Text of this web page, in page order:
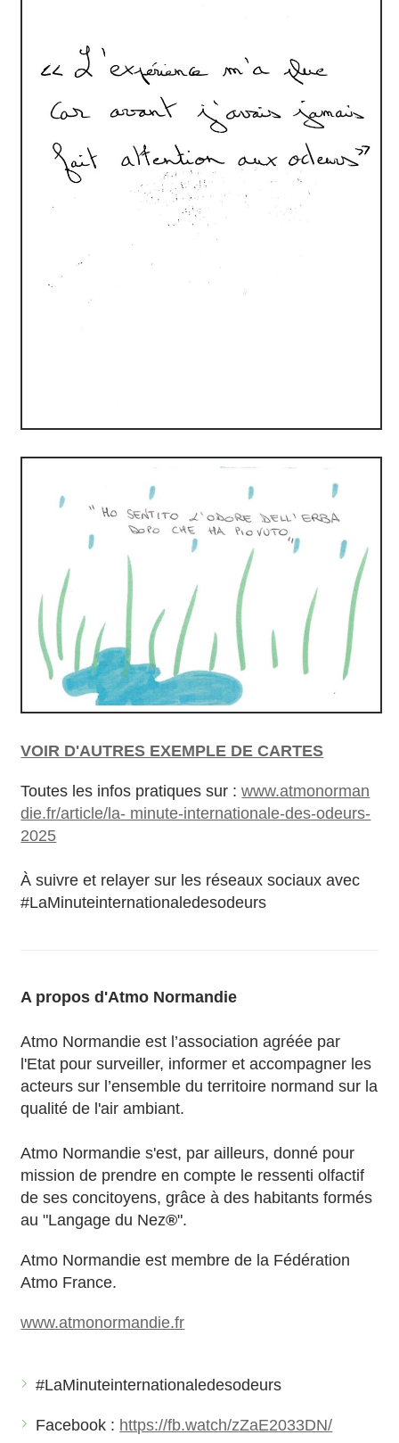
VOIR D'AUTRES EXEMPLE DE CARTES
Toutes les infos pratiques sur :www.atmonorman
die.fr/article/la- minute-internationale-des-odeurs-
2025
À suivre et relayer sur les réseaux sociaux avec
#LaMinuteinternationaledesodeurs
A propos d'Atmo Normandie
Atmo Normandie est l’association agréée par
l'Etat pour surveiller, informer et accompagner les
acteurs sur l’ensemble du territoire normand sur la
qualité de l'air ambiant.
Atmo Normandie s'est, par ailleurs, donné pour
mission de prendre en compte le ressenti olfactif
de ses concitoyens, grâce à des habitants formés
au "Langage du Nez®".
Atmo Normandie est membre de la Fédération
Atmo France.
www.atmonormandie.fr
#LaMinuteinternationaledesodeurs
Facebook : https://fb.watch/zZaE2033DN/